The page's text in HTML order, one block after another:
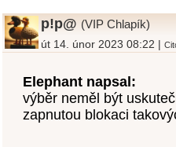
p!p@ (VIP Chlapík)
út 14. únor 2023 08:22 |
Elephant napsal:
výběr neměl být
zapnutou blokaci